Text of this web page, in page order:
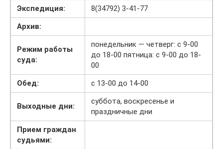
Экспедиция:
8(34792) 3-41-77
Архив:
Режим работы
суда:
понедельник — четверг: с 9-00
до 18-00 пятница: с 9-00 до 18-
00
Обед:
с 13-00 до 14-00
Выходные дни:
суббота, воскресенье и
праздничные дни
Прием граждан
судьями: